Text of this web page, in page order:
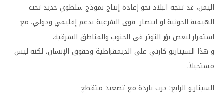
اليمن، قد تتجه البلاد نحو إعادة إنتاج نموذج سلطوي جديد تحت
الهيمنة الحوثية او انتصار قوى الشرعية بدعم إقليمي ودولي، مع
استمرار لبعض بؤر التوتر في الجنوب والمناطق الشرقية.
و هذا السيناريو كارثي على الديمقراطية وحقوق الإنسان، لكنه ليس
مستحيلاً.
السيناريو الرابع: حرب باردة مع تصعيد متقطع